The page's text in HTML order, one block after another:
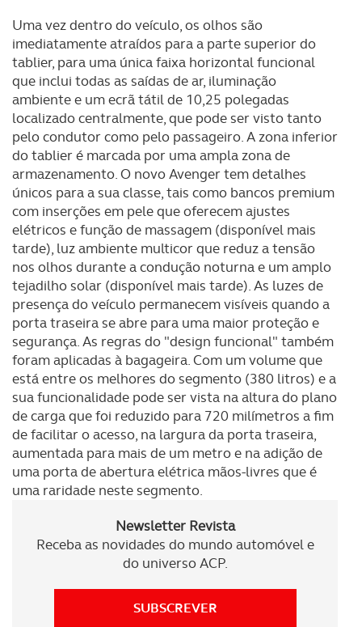
Uma vez dentro do veículo, os olhos são
imediatamente atraídos para a parte superior do
tablier, para uma única faixa horizontal funcional
que inclui todas as saídas de ar, iluminação
ambiente e um ecrã tátil de 10,25 polegadas
localizado centralmente, que pode ser visto tanto
pelo condutor como pelo passageiro. A zona inferior
do tablier é marcada por uma ampla zona de
armazenamento. O novo Avenger tem detalhes
únicos para a sua classe, tais como bancos premium
com inserções em pele que oferecem ajustes
elétricos e função de massagem (disponível mais
tarde), luz ambiente multicor que reduz a tensão
nos olhos durante a condução noturna e um amplo
tejadilho solar (disponível mais tarde). As luzes de
presença do veículo permanecem visíveis quando a
porta traseira se abre para uma maior proteção e
segurança. As regras do "design funcional" também
foram aplicadas à bagageira. Com um volume que
está entre os melhores do segmento (380 litros) e a
sua funcionalidade pode ser vista na altura do plano
de carga que foi reduzido para 720 milímetros a fim
de facilitar o acesso, na largura da porta traseira,
aumentada para mais de um metro e na adição de
uma porta de abertura elétrica mãos-livres que é
uma raridade neste segmento.
Newsletter Revista
Receba as novidades do mundo automóvel e
do universo ACP.
SUBSCREVER